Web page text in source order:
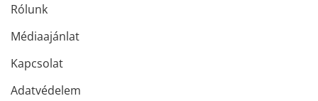
Rólunk
Médiaajánlat
Kapcsolat
Adatvédelem